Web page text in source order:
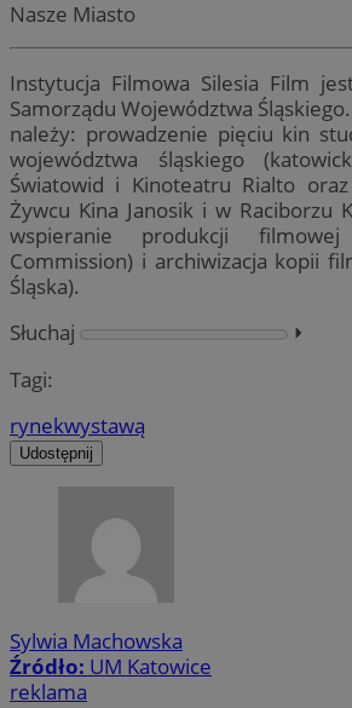
Nasze Miasto
Instytucja Filmowa Silesia Film
Samorządu Województwa
należy: prowadzenie pięciu kin
województwa śląskiego
Światowid i Kinoteatru Rialto
Żywcu Kina Janosik i w Raciborzu
wspieranie produkcji
Commission) i archiwizacja kopii
Śląska).
Słuchaj
⏵︎
Tagi:
rynekwystawą
Udostępnij
Sylwia Machowska
Źródło: UM Katowice
reklama